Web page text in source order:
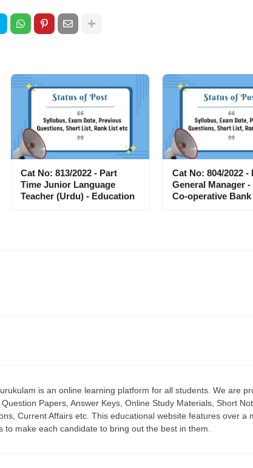
Cat No: 813/2022 - Part
Time Junior Language
Teacher (Urdu) - Education
Cat No: 804/2022 -
General Manager
Co-operative Bank
is an online learning platform for all students. We are
Question Papers, Answer Keys, Online Study Materials, Short
Current Affairs etc. This educational website features over a
to make each candidate to bring out the best in them.